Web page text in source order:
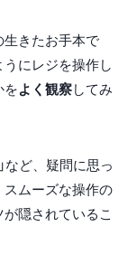
きたお手本で
にレジを操作し
をよく観察してみ
など、疑問に思っ
ムーズな操作の
隠されているこ